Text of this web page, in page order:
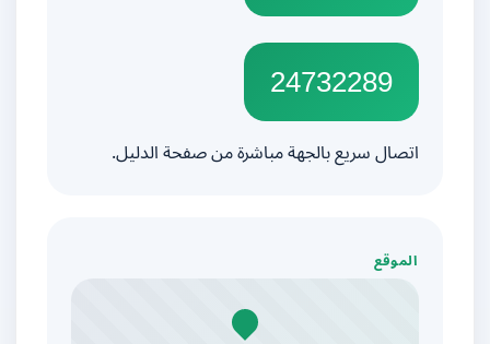
24732289
اتصال سريع بالجهة مباشرة من صفحة الدليل.
الموقع